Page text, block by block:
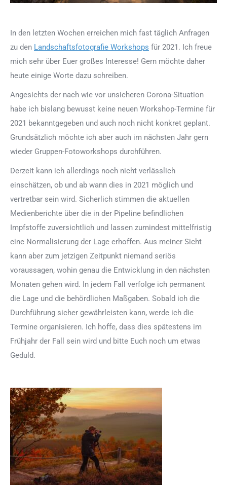
In den letzten Wochen erreichen mich fast täglich Anfragen
zu den Landschaftsfotografie Workshops für 2021. Ich freue
mich sehr über Euer großes Interesse! Gern möchte daher
heute einige Worte dazu schreiben.
Angesichts der nach wie vor unsicheren Corona-Situation
habe ich bislang bewusst keine neuen Workshop-Termine für
2021 bekanntgegeben und auch noch nicht konkret geplant.
Grundsätzlich möchte ich aber auch im nächsten Jahr gern
wieder Gruppen-Fotoworkshops durchführen.
Derzeit kann ich allerdings noch nicht verlässlich
einschätzen, ob und ab wann dies in 2021 möglich und
vertretbar sein wird. Sicherlich stimmen die aktuellen
Medienberichte über die in der Pipeline befindlichen
Impfstoffe zuversichtlich und lassen zumindest mittelfristig
eine Normalisierung der Lage erhoffen. Aus meiner Sicht
kann aber zum jetzigen Zeitpunkt niemand seriös
voraussagen, wohin genau die Entwicklung in den nächsten
Monaten gehen wird. In jedem Fall verfolge ich permanent
die Lage und die behördlichen Maßgaben. Sobald ich die
Durchführung sicher gewährleisten kann, werde ich die
Termine organisieren. Ich hoffe, dass dies spätestens im
Frühjahr der Fall sein wird und bitte Euch noch um etwas
Geduld.